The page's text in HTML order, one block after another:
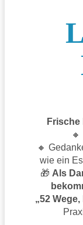
🔸
wie ein
🎁 Als
„52